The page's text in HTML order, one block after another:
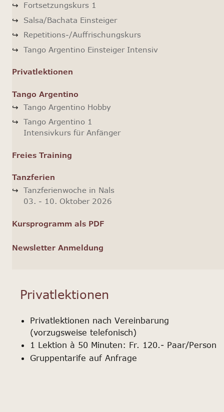
Fortsetzungskurs 1
Salsa/Bachata Einsteiger
Repetitions-/Auffrischungskurs
Tango Argentino Einsteiger Intensiv
Privatlektionen
Tango Argentino
Tango Argentino Hobby
Tango Argentino 1
Intensivkurs für Anfänger
Freies Training
Tanzferien
Tanzferienwoche in Nals
03. - 10. Oktober 2026
Kursprogramm als PDF
Newsletter Anmeldung
Privatlektionen
Privatlektionen nach Vereinbarung
(vorzugsweise telefonisch)
1 Lektion à 50 Minuten: Fr. 120.- Paar/Person
Gruppentarife auf Anfrage